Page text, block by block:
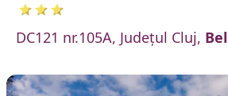
DC121 nr.105A, Județul Cluj,